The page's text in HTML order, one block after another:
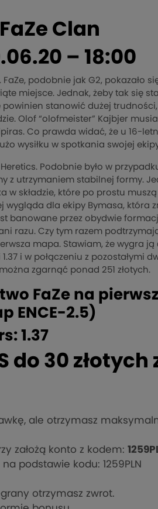
FaZe Clan
– 18:00
podobnie jak G2, pokazało
miejsce. Jednak, żeby tak się
stanowić dużej
Olof “olofmeister” Kajbjer
Co prawda widać, że u 16-
wysiłku w spotkania swojej
Podobnie było w
z utrzymaniem stabilnej formy.
składzie, które po prostu muszą
wygląda dla ekipy Bymasa, która
banowane przez obydwie
razu. Czy tym razem
mapa. Stawiam, że wygra ją
i w połączeniu z pozostałymi
zgarnąć ponad 251 złotych.
FaZe na
ENCE-2.5)
1.37
do 30 złotych
ale otrzymasz
założą konto z kodem:
podstawie kodu: 1259PLN
otrzymasz zwrot.